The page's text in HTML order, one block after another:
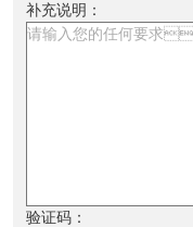
补充说明：
验证码：